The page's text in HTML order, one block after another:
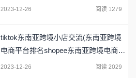
2023-12-26 阅读 1279
tiktok东南亚跨境小店交流(东南亚跨境
电商平台排名shopee东南亚跨境电商平
台排名)
2023-12-26 阅读 2029